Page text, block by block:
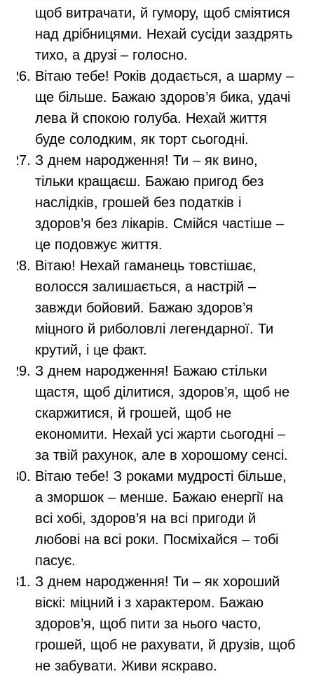
щоб витрачати, й гумору, щоб сміятися
над дрібницями. Нехай сусіди заздрять
тихо, а друзі – голосно.
Вітаю тебе! Років додається, а шарму –
ще більше. Бажаю здоров’я бика, удачі
лева й спокою голуба. Нехай життя
буде солодким, як торт сьогодні.
З днем народження! Ти – як вино,
тільки кращаєш. Бажаю пригод без
наслідків, грошей без податків і
здоров’я без лікарів. Смійся частіше –
це подовжує життя.
Вітаю! Нехай гаманець товстішає,
волосся залишається, а настрій –
завжди бойовий. Бажаю здоров’я
міцного й риболовлі легендарної. Ти
крутий, і це факт.
З днем народження! Бажаю стільки
щастя, щоб ділитися, здоров’я, щоб не
скаржитися, й грошей, щоб не
економити. Нехай усі жарти сьогодні –
за твій рахунок, але в хорошому сенсі.
Вітаю тебе! З роками мудрості більше,
а зморшок – менше. Бажаю енергії на
всі хобі, здоров’я на всі пригоди й
любові на всі роки. Посміхайся – тобі
пасує.
З днем народження! Ти – як хороший
віскі: міцний і з характером. Бажаю
здоров’я, щоб пити за нього часто,
грошей, щоб не рахувати, й друзів, щоб
не забувати. Живи яскраво.